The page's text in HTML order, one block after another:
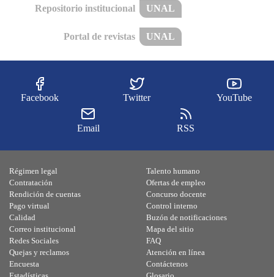
Repositorio institucional UNAL
Portal de revistas UNAL
Facebook Twitter YouTube
Email RSS
Régimen legal
Contratación
Rendición de cuentas
Pago virtual
Calidad
Talento humano
Ofertas de empleo
Concurso docente
Control interno
Buzón de notificaciones
Correo institucional
Redes Sociales
Quejas y reclamos
Encuesta
Mapa del sitio
FAQ
Atención en línea
Contáctenos